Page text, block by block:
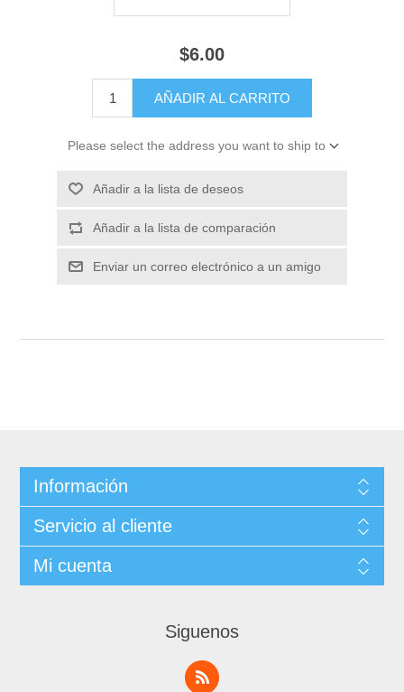
$6.00
Please select the address you want to ship to
Información
Servicio al cliente
Mi cuenta
Siguenos